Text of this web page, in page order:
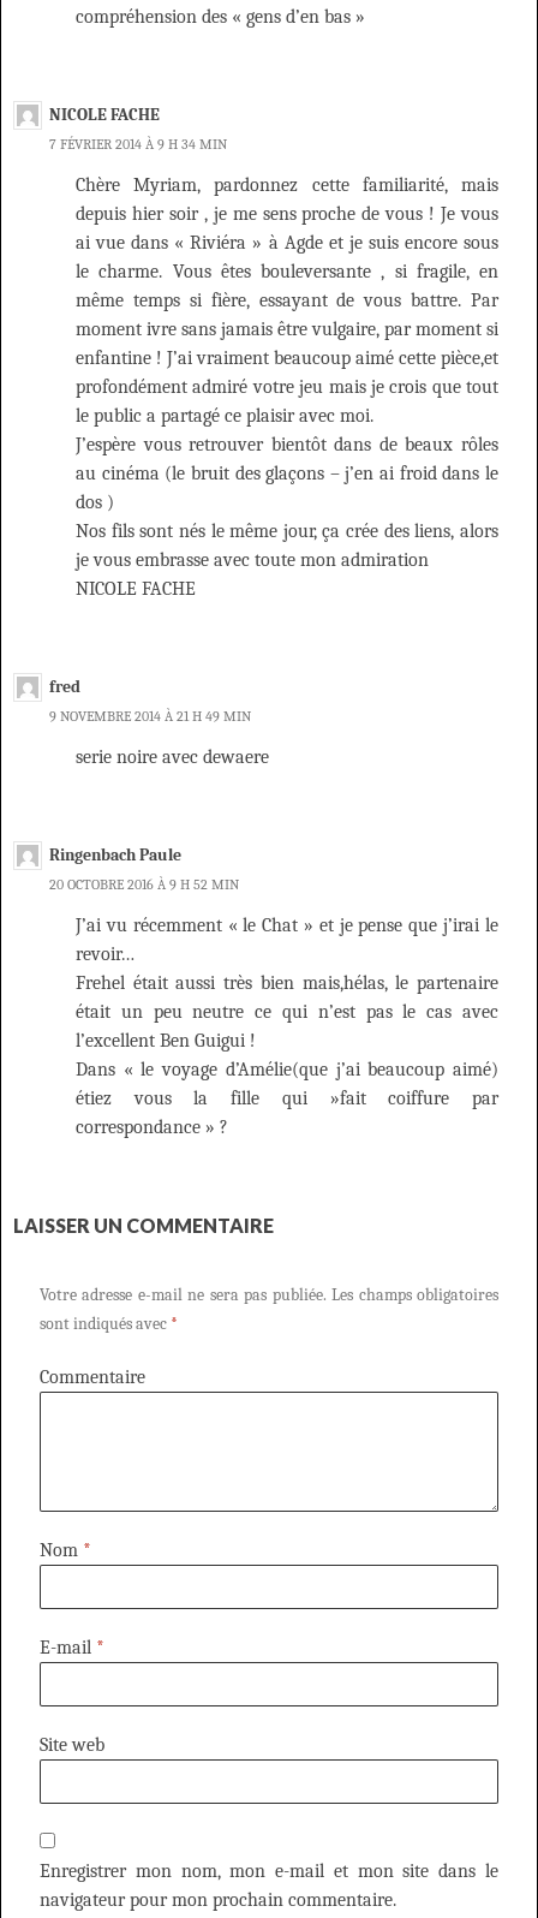
compréhension des « gens d’en bas »
NICOLE FACHE
7 FÉVRIER 2014 À 9 H 34 MIN
Chère Myriam, pardonnez cette familiarité, mais
depuis hier soir , je me sens proche de vous ! Je vous
ai vue dans « Riviéra » à Agde et je suis encore sous
le charme. Vous êtes bouleversante , si fragile, en
même temps si fière, essayant de vous battre. Par
moment ivre sans jamais être vulgaire, par moment si
enfantine ! J’ai vraiment beaucoup aimé cette pièce,et
profondément admiré votre jeu mais je crois que tout
le public a partagé ce plaisir avec moi.
J’espère vous retrouver bientôt dans de beaux rôles
au cinéma (le bruit des glaçons – j’en ai froid dans le
dos )
Nos fils sont nés le même jour, ça crée des liens, alors
je vous embrasse avec toute mon admiration
NICOLE FACHE
fred
9 NOVEMBRE 2014 À 21 H 49 MIN
serie noire avec dewaere
Ringenbach Paule
20 OCTOBRE 2016 À 9 H 52 MIN
J’ai vu récemment « le Chat » et je pense que j’irai le
revoir…
Frehel était aussi très bien mais,hélas, le partenaire
était un peu neutre ce qui n’est pas le cas avec
l’excellent Ben Guigui !
Dans « le voyage d’Amélie(que j’ai beaucoup aimé)
étiez vous la fille qui »fait coiffure par
correspondance » ?
LAISSER UN COMMENTAIRE
Votre adresse e-mail ne sera pas publiée. Les champs obligatoires
sont indiqués avec *
Commentaire
Nom *
E-mail *
Site web
Enregistrer mon nom, mon e-mail et mon site dans le
navigateur pour mon prochain commentaire.